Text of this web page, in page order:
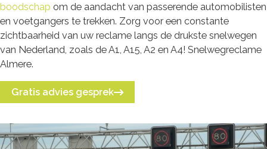
boodschap om de aandacht van passerende automobilisten
en voetgangers te trekken. Zorg voor een constante
zichtbaarheid van uw reclame langs de drukste snelwegen
van Nederland, zoals de A1, A15, A2 en A4! Snelwegreclame
Almere.
Gratis advies gesprek